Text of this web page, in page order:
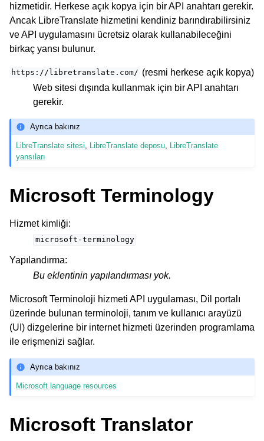
hizmetidir. Herkese açık kopya için bir API anahtarı gerekir.
Ancak LibreTranslate hizmetini kendiniz barındırabilirsiniz
ve API uygulamasını ücretsiz olarak kullanabileceğini
birkaç yansı bulunur.
https://libretranslate.com/ (resmi herkese açık kopya)
Web sitesi dışında kullanmak için bir API anahtarı
gerekir.
Ayrıca bakınız
LibreTranslate sitesi, LibreTranslate deposu, LibreTranslate
yansıları
Microsoft Terminology
Hizmet kimliği:
microsoft-terminology
Yapılandırma:
Bu eklentinin yapılandırması yok.
Microsoft Terminoloji hizmeti API uygulaması, Dil portalı
üzerinde bulunan terminoloji, tanım ve kullanıcı arayüzü
(UI) dizgelerine bir internet hizmeti üzerinden programlama
ile erişmenizi sağlar.
Ayrıca bakınız
Microsoft language resources
Microsoft Translator